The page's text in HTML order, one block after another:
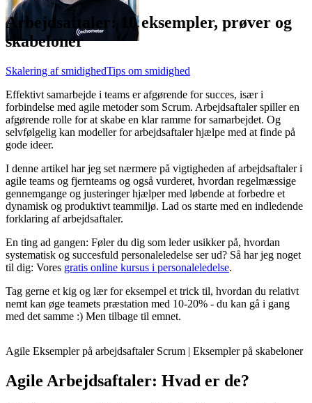
Arbejdsaftaler: 10 eksempler, prøver og
skabeloner
Skalering af smidighedTips om smidighed
Effektivt samarbejde i teams er afgørende for succes, især i
forbindelse med agile metoder som Scrum. Arbejdsaftaler spiller en
afgørende rolle for at skabe en klar ramme for samarbejdet. Og
selvfølgelig kan modeller for arbejdsaftaler hjælpe med at finde på
gode ideer.
I denne artikel har jeg set nærmere på vigtigheden af arbejdsaftaler i
agile teams og fjernteams og også vurderet, hvordan regelmæssige
gennemgange og justeringer hjælper med løbende at forbedre et
dynamisk og produktivt teammiljø. Lad os starte med en indledende
forklaring af arbejdsaftaler.
En ting ad gangen: Føler du dig som leder usikker på, hvordan
systematisk og succesfuld personaleledelse ser ud? Så har jeg noget
til dig: Vores gratis online kursus i personaleledelse.
Tag gerne et kig og lær for eksempel et trick til, hvordan du relativt
nemt kan øge teamets præstation med 10-20% - du kan gå i gang
med det samme :) Men tilbage til emnet.
Agile Eksempler på arbejdsaftaler Scrum | Eksempler på skabeloner
Agile Arbejdsaftaler: Hvad er de?